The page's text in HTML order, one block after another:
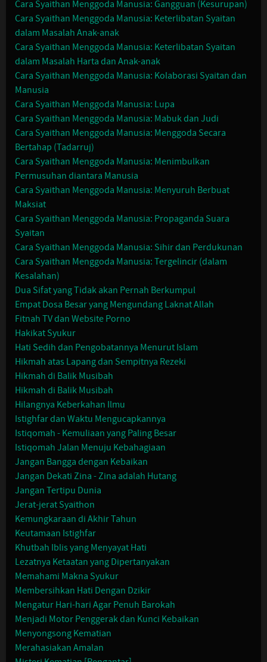
Cara Syaithan Menggoda Manusia: Gangguan (Kesurupan)
Cara Syaithan Menggoda Manusia: Keterlibatan Syaitan
dalam Masalah Anak-anak
Cara Syaithan Menggoda Manusia: Keterlibatan Syaitan
dalam Masalah Harta dan Anak-anak
Cara Syaithan Menggoda Manusia: Kolaborasi Syaitan dan
Manusia
Cara Syaithan Menggoda Manusia: Lupa
Cara Syaithan Menggoda Manusia: Mabuk dan Judi
Cara Syaithan Menggoda Manusia: Menggoda Secara
Bertahap (Tadarruj)
Cara Syaithan Menggoda Manusia: Menimbulkan
Permusuhan diantara Manusia
Cara Syaithan Menggoda Manusia: Menyuruh Berbuat
Maksiat
Cara Syaithan Menggoda Manusia: Propaganda Suara
Syaitan
Cara Syaithan Menggoda Manusia: Sihir dan Perdukunan
Cara Syaithan Menggoda Manusia: Tergelincir (dalam
Kesalahan)
Dua Sifat yang Tidak akan Pernah Berkumpul
Empat Dosa Besar yang Mengundang Laknat Allah
Fitnah TV dan Website Porno
Hakikat Syukur
Hati Sedih dan Pengobatannya Menurut Islam
Hikmah atas Lapang dan Sempitnya Rezeki
Hikmah di Balik Musibah
Hikmah di Balik Musibah
Hilangnya Keberkahan Ilmu
Istighfar dan Waktu Mengucapkannya
Istiqomah - Kemuliaan yang Paling Besar
Istiqomah Jalan Menuju Kebahagiaan
Jangan Bangga dengan Kebaikan
Jangan Dekati Zina - Zina adalah Hutang
Jangan Tertipu Dunia
Jerat-jerat Syaithon
Kemungkaraan di Akhir Tahun
Keutamaan Istighfar
Khutbah Iblis yang Menyayat Hati
Lezatnya Ketaatan yang Dipertanyakan
Memahami Makna Syukur
Membersihkan Hati Dengan Dzikir
Mengatur Hari-hari Agar Penuh Barokah
Menjadi Motor Penggerak dan Kunci Kebaikan
Menyongsong Kematian
Merahasiakan Amalan